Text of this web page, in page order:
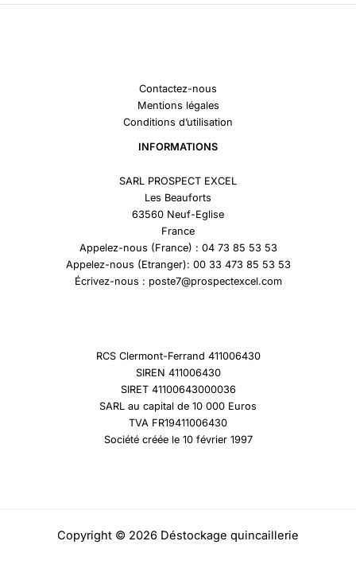
Contactez-nous
Mentions légales
Conditions d’utilisation
INFORMATIONS
SARL PROSPECT EXCEL
Les Beauforts
63560 Neuf-Eglise
France
Appelez-nous (France) : 04 73 85 53 53
Appelez-nous (Etranger): 00 33 473 85 53 53
Écrivez-nous : poste7@prospectexcel.com
RCS Clermont-Ferrand 411006430
SIREN 411006430
SIRET 41100643000036
SARL au capital de 10 000 Euros
TVA FR19411006430
Société créée le 10 février 1997
Copyright © 2026 Déstockage quincaillerie